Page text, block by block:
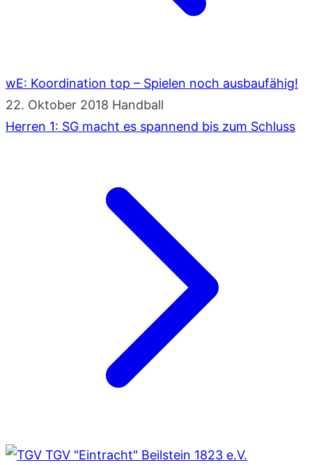
wE: Koordination top – Spielen noch ausbaufähig!
22. Oktober 2018 Handball
Herren 1: SG macht es spannend bis zum Schluss
TGV "Eintracht" Beilstein 1823 e.V.